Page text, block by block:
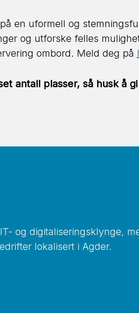
en uformell og
og utforske felles
ombord. Meld deg på
antall plasser, så husk å
og digitaliseringsklynge,
lokalisert i Agder.